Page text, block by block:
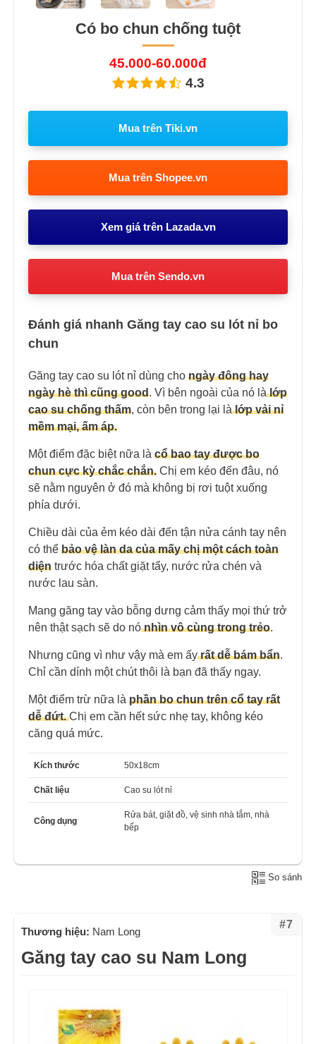
Có bo chun chống tuột
45.000-60.000đ
4.3
Mua trên Tiki.vn
Mua trên Shopee.vn
Xem giá trên Lazada.vn
Mua trên Sendo.vn
Đánh giá nhanh Găng tay cao su lót nỉ bo
chun
Găng tay cao su lót nỉ dùng cho ngày đông hay
ngày hè thì cũng good. Vì bên ngoài của nó làlớp
cao su chống thấm, còn bên trong lại làlớp vải nỉ
mềm mại, ấm áp.
Một điểm đặc biệt nữa là cổ bao tay được bo
chun cực kỳ chắc chắn. Chị em kéo đến đâu, nó
sẽ nằm nguyên ở đó mà không bị rơi tuột xuống
phía dưới.
Chiều dài của ẻm kéo dài đến tận nửa cánh tay nên
có thể bảo vệ làn da của mấy chị một cách toàn
diện trước hóa chất giặt tẩy, nước rửa chén và
nước lau sàn.
Mang găng tay vào bỗng dưng cảm thấy mọi thứ trở
nên thật sạch sẽ do nónhìn vô cùng trong trẻo.
Nhưng cũng vì như vậy mà em ấyrất dễ bám bẩn.
Chỉ cần dính một chút thôi là bạn đã thấy ngay.
Một điểm trừ nữa là phần bo chun trên cổ tay rất
dễ đứt.Chị em cần hết sức nhẹ tay, không kéo
căng quá mức.
Kích thước 50x18cm
Chất liệu Cao su lót nỉ
Công dụng
Rửa bát, giặt đồ, vệ sinh nhà tắm, nhà
bếp
So sánh
#7
Thương hiệu: Nam Long
Găng tay cao su Nam Long